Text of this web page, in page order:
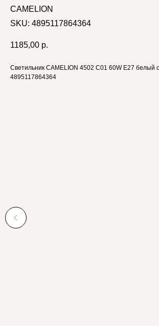
CAMELION
SKU: 4895117864364
1185,00 р.
Светильник CAMELION 4502 C01 60W E27 белый
4895117864364